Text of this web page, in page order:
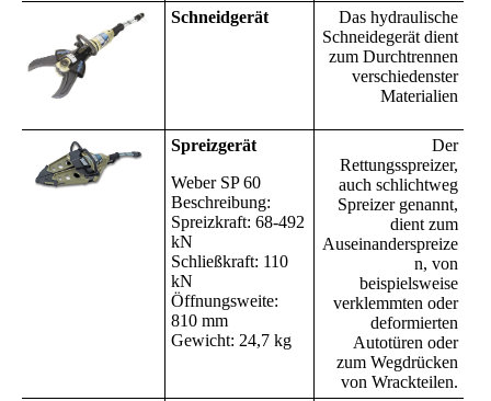
Schneidgerät
Das hydraulische
Schneidegerät dient
zum Durchtrennen
verschiedenster
Materialien
Spreizgerät
Weber SP 60
Beschreibung:
Spreizkraft: 68-492
kN
Schließkraft: 110
kN
Öffnungsweite:
810 mm
Gewicht: 24,7 kg
Der
Rettungsspreizer,
auch schlichtweg
Spreizer genannt,
dient zum
Auseinanderspreize
n, von
beispielsweise
verklemmten oder
deformierten
Autotüren oder
zum Wegdrücken
von Wrackteilen.